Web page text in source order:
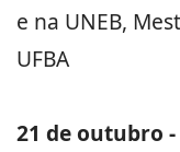
e na UNEB,
UFBA
21 de outubro